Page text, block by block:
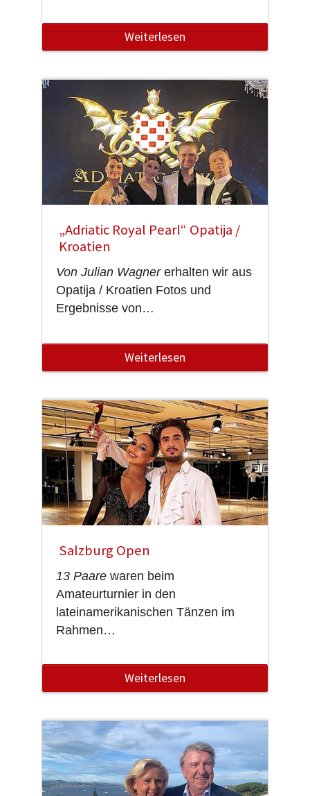
Weiterlesen
„Adriatic Royal Pearl“ Opatija /
Kroatien
Von Julian Wagnererhalten wir aus
Opatija / Kroatien Fotos und
Ergebnisse von…
Weiterlesen
Salzburg Open
13 Paare waren beim
Amateurturnier in den
lateinamerikanischen Tänzen im
Rahmen…
Weiterlesen